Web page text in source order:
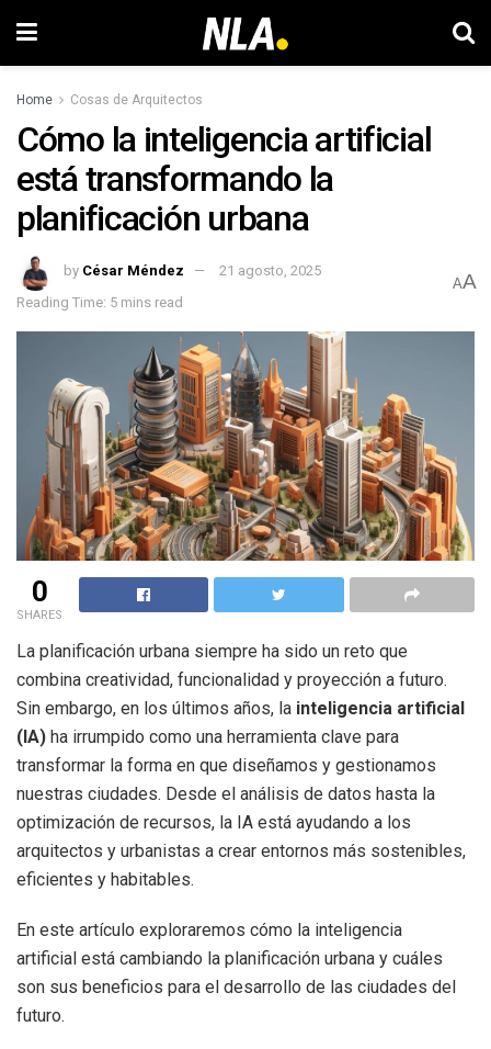
Home Cosas de Arquitectos
Cómo la inteligencia artificial
está transformando la
planificación urbana
by César Méndez
21 agosto, 2025
Reading Time: 5 mins read
AA
0
SHARES
La planificación urbana siempre ha sido un reto que
combina creatividad, funcionalidad y proyección a futuro.
Sin embargo, en los últimos años, la inteligencia artificial
(IA) ha irrumpido como una herramienta clave para
transformar la forma en que diseñamos y gestionamos
nuestras ciudades. Desde el análisis de datos hasta la
optimización de recursos, la IA está ayudando a los
arquitectos y urbanistas a crear entornos más sostenibles,
eficientes y habitables.
En este artículo exploraremos cómo la inteligencia
artificial está cambiando la planificación urbana y cuáles
son sus beneficios para el desarrollo de las ciudades del
futuro.